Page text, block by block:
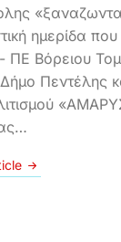
ημερίδα
ΠΕ Βόρειου
Πεντέλης